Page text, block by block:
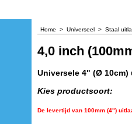
Home > Universeel > Staal
4,0 inch
Universele 4" (Ø 10cm)
Kies productsoort:
De levertijd van 100mm (4")